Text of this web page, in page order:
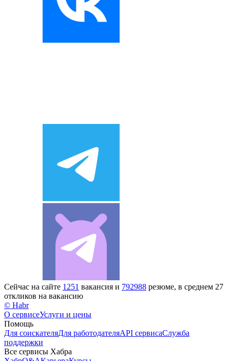
Сейчас на сайте 1251 вакансия и 792988 резюме, в среднем 27
откликов на вакансию
© Habr
О сервисеУслуги и цены
Помощь
Для соискателяДля работодателяAPI сервисаСлужба
поддержки
Все сервисы Хабра